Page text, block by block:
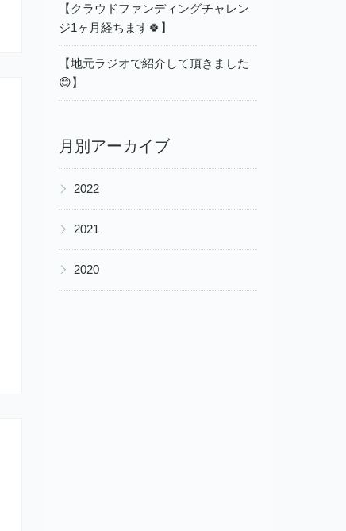
【クラウドファンディングチャレン
ジ1ヶ月経ちます🍀】
【地元ラジオで紹介して頂きました
😊】
月別アーカイブ
▶ 2022
▶ 2021
▶ 2020